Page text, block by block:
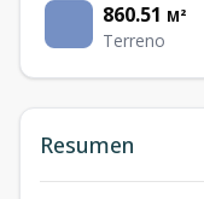
860.51 M²
Terreno
Resumen